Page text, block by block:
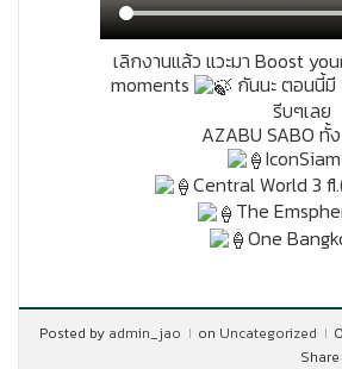
เลิกงานแล้ว แวะมา Boost
moments
กันนะ ตอนนี้
รีบๆเลย
AZABU SABO ทั้
Central World 3
The
One
Posted by admin_jao on Uncategorized